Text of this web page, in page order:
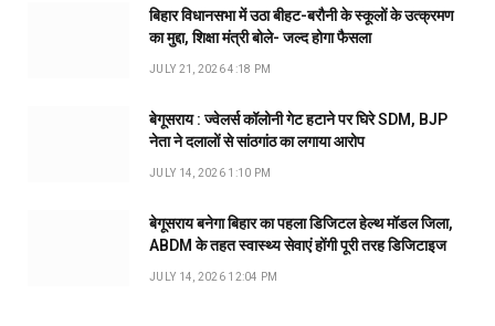
बिहार विधानसभा में उठा बीहट-बरौनी के स्कूलों के उत्क्रमण
का मुद्दा, शिक्षा मंत्री बोले- जल्द होगा फैसला
JULY 21, 2026 4:18 PM
बेगूसराय : ज्वेलर्स कॉलोनी गेट हटाने पर घिरे SDM, BJP
नेता ने दलालों से सांठगांठ का लगाया आरोप
JULY 14, 2026 1:10 PM
बेगूसराय बनेगा बिहार का पहला डिजिटल हेल्थ मॉडल जिला,
ABDM के तहत स्वास्थ्य सेवाएं होंगी पूरी तरह डिजिटाइज
JULY 14, 2026 12:04 PM